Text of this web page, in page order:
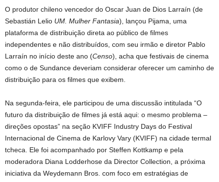
O produtor chileno vencedor do Oscar Juan de Dios Larraín (de
Sebastián Lelio UM. Mulher Fantasia), lançou Pijama, uma
plataforma de distribuição direta ao público de filmes
independentes e não distribuídos, com seu irmão e diretor Pablo
Larraín no início deste ano (Censo), acha que festivais de cinema
como o de Sundance deveriam considerar oferecer um caminho de
distribuição para os filmes que exibem.
Na segunda-feira, ele participou de uma discussão intitulada “O
futuro da distribuição de filmes já está aqui: o mesmo problema –
direções opostas” na seção KVIFF Industry Days do Festival
Internacional de Cinema de Karlovy Vary (KVIFF) na cidade termal
tcheca. Ele foi acompanhado por Steffen Kottkamp e pela
moderadora Diana Lodderhose da Director Collection, a próxima
iniciativa da Weydemann Bros. com foco em estratégias de